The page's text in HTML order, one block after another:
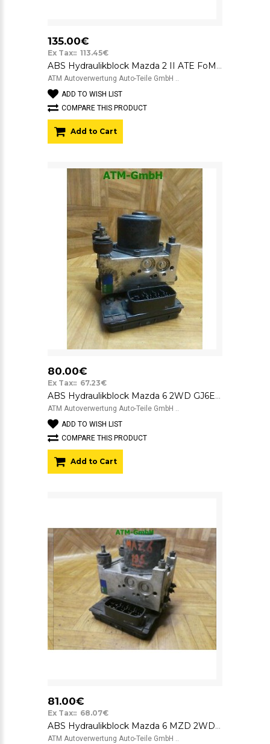
135.00€
Ex Tax:: 113.45€
ABS Hydraulikblock Mazda 2 II ATE FoMoCo 06.2102-1090.4 D651-437A0-D
ATM Autoverwertung Auto-Teile GmbH ..
ADD TO WISH LIST
COMPARE THIS PRODUCT
Add to Cart
80.00€
Ex Tax:: 67.23€
ABS Hydraulikblock Mazda 6 2WD GJ6E 487A0-E0308 3x23 ASC-ECU-S6-2WD 2059155
ATM Autoverwertung Auto-Teile GmbH ..
ADD TO WISH LIST
COMPARE THIS PRODUCT
Add to Cart
81.00€
Ex Tax:: 68.07€
ABS Hydraulikblock Mazda 6 MZD 2WD Sumitomo Visteon 3220-E0181 GJ6E
ATM Autoverwertung Auto-Teile GmbH ..